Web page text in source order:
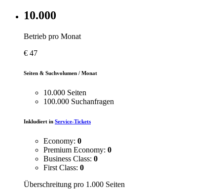
10.000
Betrieb pro Monat
€ 47
Seiten & Suchvolumen / Monat
10.000 Seiten
100.000 Suchanfragen
Inkludiert in Service-Tickets
Economy: 0
Premium Economy: 0
Business Class: 0
First Class: 0
Überschreitung pro 1.000 Seiten